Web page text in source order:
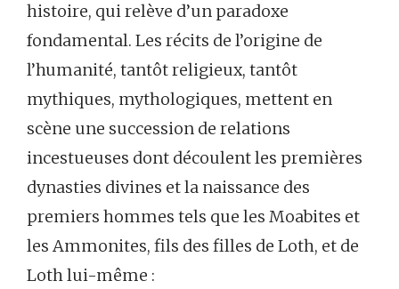
histoire, qui relève d’un paradoxe
fondamental. Les récits de l’origine de
l’humanité, tantôt religieux, tantôt
mythiques, mythologiques, mettent en
scène une succession de relations
incestueuses dont découlent les premières
dynasties divines et la naissance des
premiers hommes tels que les Moabites et
les Ammonites, fils des filles de Loth, et de
Loth lui-même :